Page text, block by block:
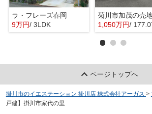
ラ・フレーズ春岡
9万円/ 3LDK
菊川市加茂の売
1,050万円/
ページトップへ
掛川市のイエステーション 掛川店 株式会社アーガス >
戸建】掛川市家代の里